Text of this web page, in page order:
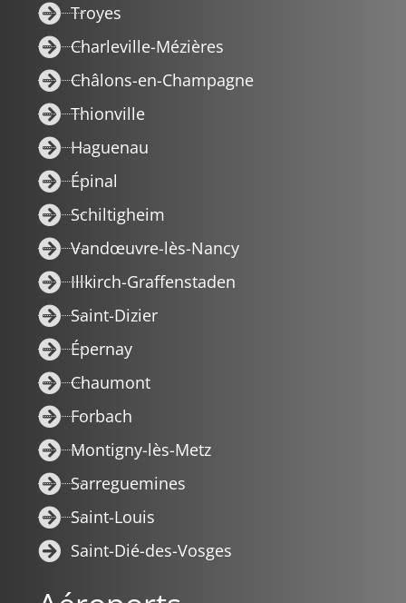
Troyes
Charleville-Mézières
Châlons-en-Champagne
Thionville
Haguenau
Épinal
Schiltigheim
Vandœuvre-lès-Nancy
Illkirch-Graffenstaden
Saint-Dizier
Épernay
Chaumont
Forbach
Montigny-lès-Metz
Sarreguemines
Saint-Louis
Saint-Dié-des-Vosges